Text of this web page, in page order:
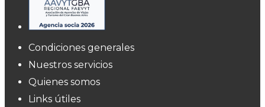
Condiciones generales
Nuestros servicios
Quienes somos
Links útiles